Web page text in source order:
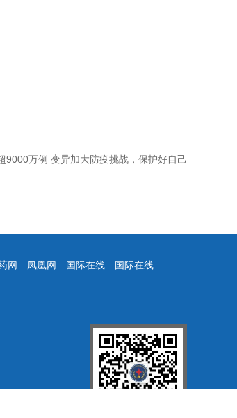
9000万例 变异加大防疫挑战，保护好自己
网 凤凰网 国际在线 国际在线